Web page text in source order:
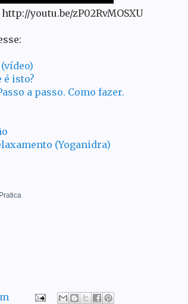
youtu.be/zP02RvMOSXU
isto?
a passo. Como fazer.
(Yoganidra)